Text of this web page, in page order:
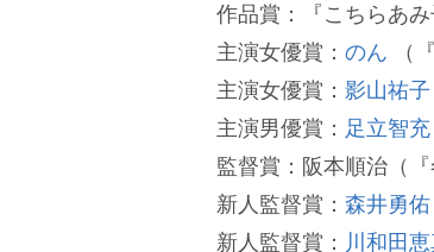
作品賞：『こちらあみ
主演女優賞： のん （
主演女優賞： 影山祐子
主演男優賞： 足立智充
監督賞：阪本順治（『
新人監督賞： 森井勇佑
新人監督賞： 川和田